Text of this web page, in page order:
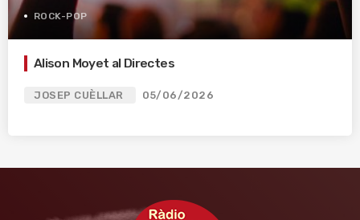
ROCK-POP
Alison Moyet al Directes
JOSEP CUÈLLAR 05/06/2026